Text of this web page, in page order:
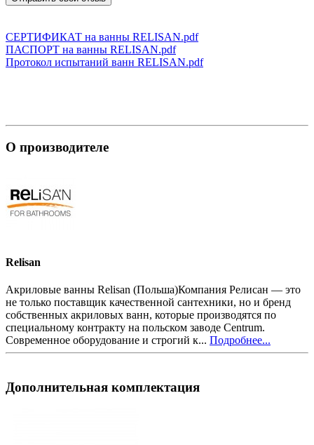
СЕРТИФИКАТ на ванны RELISAN.pdf
ПАСПОРТ на ванны RELISAN.pdf
Протокол испытаний ванн RELISAN.pdf
О производителе
Relisan
Акриловые ванны Relisan (Польша)Компания Релисан — это
не только поставщик качественной сантехники, но и бренд
собственных акриловых ванн, которые производятся по
специальному контракту на польском заводе Centrum.
Современное оборудование и строгий к... Подробнее...
Дополнительная комплектация